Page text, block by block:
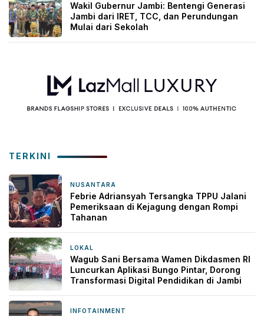
Wakil Gubernur Jambi: Bentengi Generasi
Jambi dari IRET, TCC, dan Perundungan
Mulai dari Sekolah
TERKINI
NUSANTARA
Febrie Adriansyah Tersangka TPPU Jalani
Pemeriksaan di Kejagung dengan Rompi
Tahanan
LOKAL
Wagub Sani Bersama Wamen Dikdasmen RI
Luncurkan Aplikasi Bungo Pintar, Dorong
Transformasi Digital Pendidikan di Jambi
INFOTAINMENT